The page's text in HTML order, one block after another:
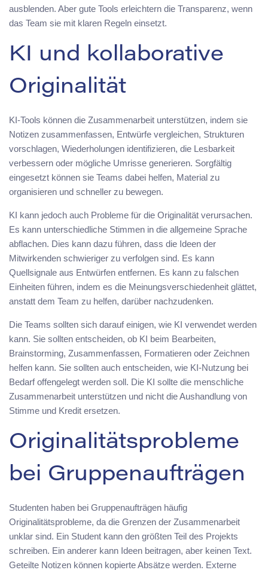
ausblenden. Aber gute Tools erleichtern die Transparenz, wenn
das Team sie mit klaren Regeln einsetzt.
KI und kollaborative
Originalität
KI-Tools können die Zusammenarbeit unterstützen, indem sie
Notizen zusammenfassen, Entwürfe vergleichen, Strukturen
vorschlagen, Wiederholungen identifizieren, die Lesbarkeit
verbessern oder mögliche Umrisse generieren. Sorgfältig
eingesetzt können sie Teams dabei helfen, Material zu
organisieren und schneller zu bewegen.
KI kann jedoch auch Probleme für die Originalität verursachen.
Es kann unterschiedliche Stimmen in die allgemeine Sprache
abflachen. Dies kann dazu führen, dass die Ideen der
Mitwirkenden schwieriger zu verfolgen sind. Es kann
Quellsignale aus Entwürfen entfernen. Es kann zu falschen
Einheiten führen, indem es die Meinungsverschiedenheit glättet,
anstatt dem Team zu helfen, darüber nachzudenken.
Die Teams sollten sich darauf einigen, wie KI verwendet werden
kann. Sie sollten entscheiden, ob KI beim Bearbeiten,
Brainstorming, Zusammenfassen, Formatieren oder Zeichnen
helfen kann. Sie sollten auch entscheiden, wie KI-Nutzung bei
Bedarf offengelegt werden soll. Die KI sollte die menschliche
Zusammenarbeit unterstützen und nicht die Aushandlung von
Stimme und Kredit ersetzen.
Originalitätsprobleme
bei Gruppenaufträgen
Studenten haben bei Gruppenaufträgen häufig
Originalitätsprobleme, da die Grenzen der Zusammenarbeit
unklar sind. Ein Student kann den größten Teil des Projekts
schreiben. Ein anderer kann Ideen beitragen, aber keinen Text.
Geteilte Notizen können kopierte Absätze werden. Externe